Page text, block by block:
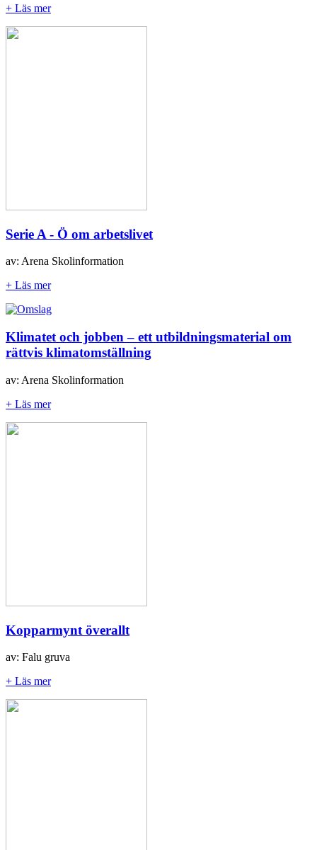
+ Läs mer
Serie A - Ö om arbetslivet
av: Arena Skolinformation
+ Läs mer
Klimatet och jobben – ett utbildningsmaterial om
rättvis klimatomställning
av: Arena Skolinformation
+ Läs mer
Kopparmynt överallt
av: Falu gruva
+ Läs mer